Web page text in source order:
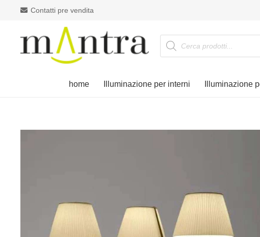
Contatti pre vendita
Products
search
home Illuminazione per interni Illuminazione